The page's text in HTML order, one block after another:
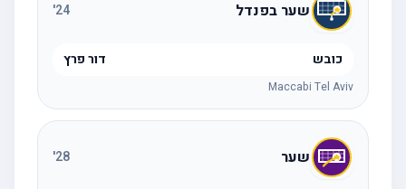
שער בפנדל 24
'
כובש דור פרץ
Maccabi Tel Aviv
שער 28
'